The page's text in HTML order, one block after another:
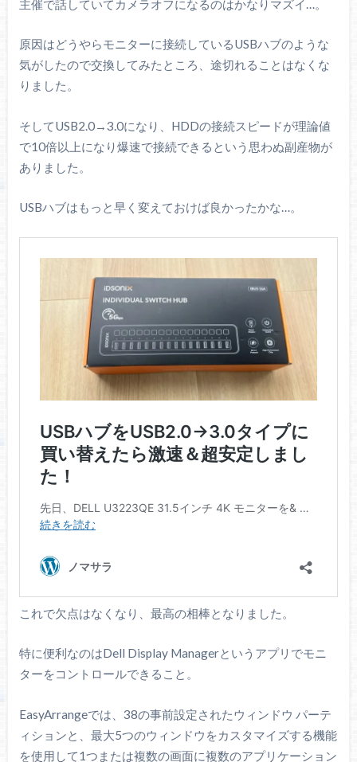
主催で話していてカメラオフになるのはかなりマズイ…。
原因はどうやらモニターに接続しているUSBハブのような
気がしたので交換してみたところ、途切れることはなくな
りました。
そしてUSB2.0→3.0になり、HDDの接続スピードが理論値
で10倍以上になり爆速で接続できるという思わぬ副産物が
ありました。
USBハブはもっと早く変えておけば良かったかな…。
これで欠点はなくなり、最高の相棒となりました。
特に便利なのはDell Display Managerというアプリでモニ
ターをコントロールできること。
EasyArrangeでは、38の事前設定されたウィンドウ パーテ
ィションと、最大5つのウィンドウをカスタマイズする機能
を使用して1つまたは複数の画面に複数のアプリケーション